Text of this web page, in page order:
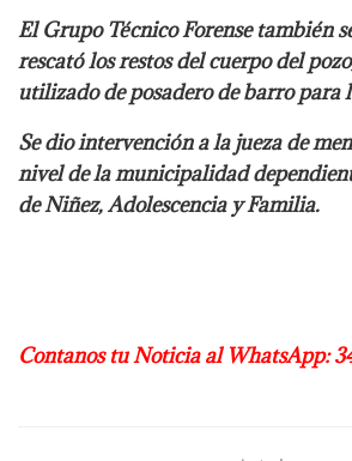
El Grupo Técnico Forense también
rescató los restos del cuerpo del
utilizado de posadero de barro para
Se dio intervención a la jueza de
nivel de la municipalidad
de Niñez, Adolescencia y Familia.
Contanos tu Noticia al WhatsApp: